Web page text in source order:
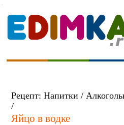
Рецепт: Напитки /
/
Яйцо в водке